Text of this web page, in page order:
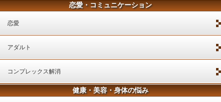
恋愛・コミュニケーション
恋愛
アダルト
コンプレックス解消
健康・美容・身体の悩み